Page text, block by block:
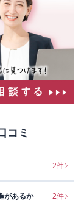
コミ
2件
があるか 2件